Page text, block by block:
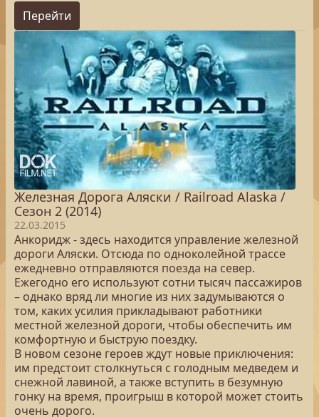
Перейти
Железная Дорога Аляски / Railroad Alaska /
Сезон 2 (2014)
22.03.2015
Анкоридж - здесь находится управление железной
дороги Аляски. Отсюда по одноколейной трассе
ежедневно отправляются поезда на север.
Ежегодно его используют сотни тысяч пассажиров
– однако вряд ли многие из них задумываются о
том, каких усилия прикладывают работники
местной железной дороги, чтобы обеспечить им
комфортную и быструю поездку.
В новом сезоне героев ждут новые приключения:
им предстоит столкнуться с голодным медведем и
снежной лавиной, а также вступить в безумную
гонку на время, проигрыш в которой может стоить
очень дорого.